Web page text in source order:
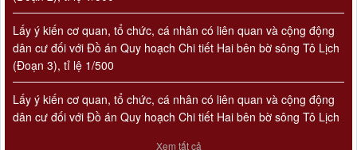
Lấy ý kiến cơ quan, tổ chức, cá nhân có liên quan và cộng động
dân cư đối với Đồ án Quy hoạch Chi tiết Hai bên bờ sông Tô Lịch
(Đoạn 3), tỉ lệ 1/500
Lấy ý kiến cơ quan, tổ chức, cá nhân có liên quan và cộng động
dân cư đối với Đồ án Quy hoạch Chi tiết Hai bên bờ sông Tô Lịch
Xem tất cả
Số 908/KH-VQH
Kế hoạch Thông tin, tuyên truyền về cải cách hành chính nhà
nước của Viện Quy hoạch xây dựng Hà Nội giai đoạn 2026 -